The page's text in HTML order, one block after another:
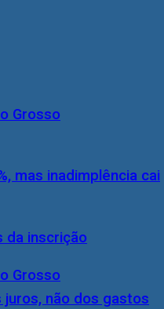
Grosso
Grosso
mas inadimplência cai
da inscrição
não dos gastos